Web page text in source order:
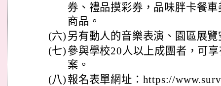
券、禮品摸彩券，品味胖卡餐
商品。
(六) 另有動人的音樂表演、園區展
(七) 參與學校20人以上成團者，可
案。
(八) 報名表單網址：https://